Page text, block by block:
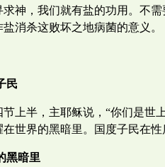
神，我们就有盐的功用。不
消杀这败坏之地病菌的意义。
民
上半，主耶稣说，“你们是世
在世界的黑暗里。国度子民在
黑暗里